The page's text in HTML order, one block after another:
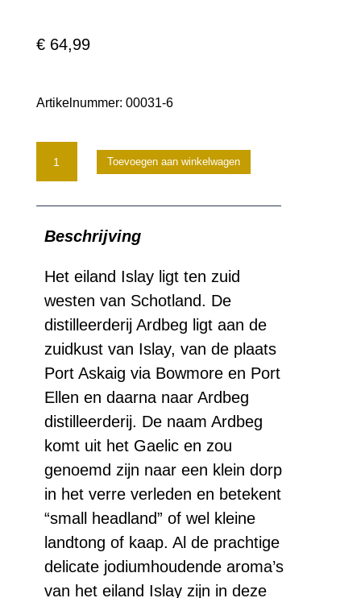
€64,99
Artikelnummer: 00031-6
Ardbeg
10
old
aantal
Toevoegen aan winkelwagen
Beschrijving
Het eiland Islay ligt ten zuid
westen van Schotland. De
distilleerderij Ardbeg ligt aan de
zuidkust van Islay, van de plaats
Port Askaig via Bowmore en Port
Ellen en daarna naar Ardbeg
distilleerderij. De naam Ardbeg
komt uit het Gaelic en zou
genoemd zijn naar een klein dorp
in het verre verleden en betekent
“small headland” of wel kleine
landtong of kaap. Al de prachtige
delicate jodiumhoudende aroma’s
van het eiland Islay zijn in deze